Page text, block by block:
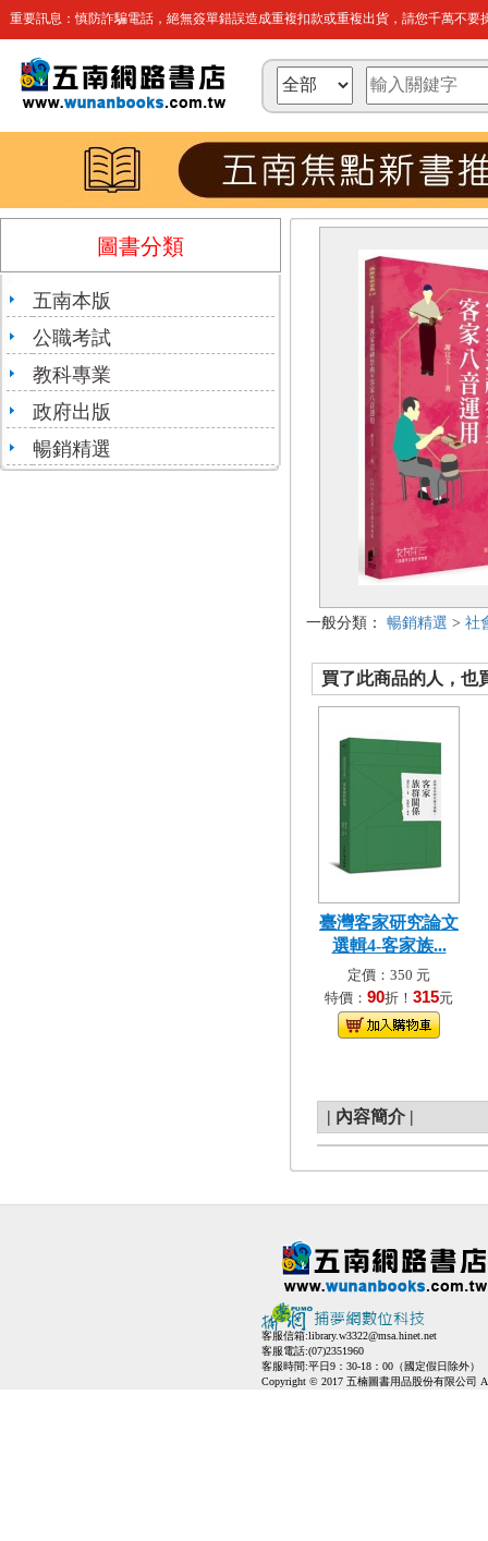
重要訊息：慎防詐騙電話，絕無簽單錯誤造成重複扣款或重複出貨，請您千萬不要
圖書分類
五南本版
公職考試
教科專業
政府出版
暢銷精選
一般分類： 暢銷精選 > 社
買了此商品的人，也
臺灣客家研究論文
選輯4-客家族...
定價：350 元
特價： 90折！ 315元
| 內容簡介 |
客服信箱:library.w3322@msa.hinet.net
客服電話:(07)2351960
客服時間:平日9：30-18：00（國定假日除外）
Copyright © 2017 五楠圖書用品股份有限公司